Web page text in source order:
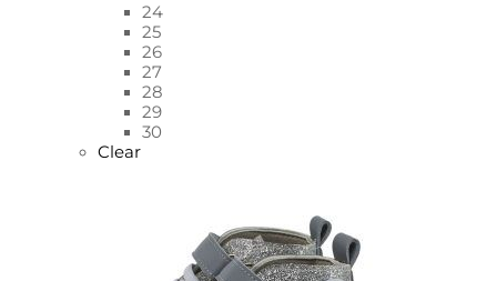
24
25
26
27
28
29
30
Clear